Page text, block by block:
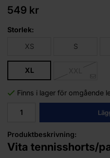
549 kr
Storlek:
XS
S
XL
Finns i lager för omgående
Produktbeskrivning:
Vita tennisshorts/